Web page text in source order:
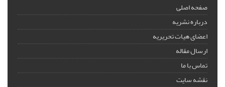
صفحه اصلی
درباره نشریه
اعضای هیات تحریریه
ارسال مقاله
تماس با ما
نقشه سایت